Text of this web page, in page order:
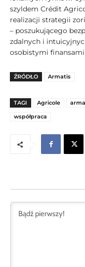
szyldem Crédit
realizacji strategii
– poszukującego
zdalnych i
osobistymi
ŹRÓDŁO Armatis
TAGI Agricole
współpraca